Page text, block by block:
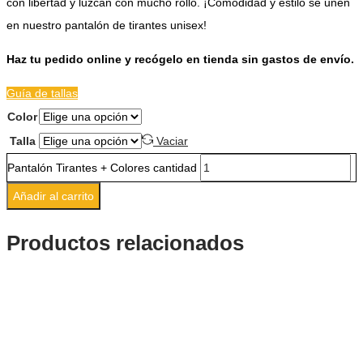
en nuestro pantalón de tirantes unisex!
Haz tu pedido online y recógelo en tienda sin gastos de envío.
Guía de tallas
Color
Talla
Vaciar
Pantalón Tirantes + Colores cantidad
Añadir al carrito
Productos relacionados